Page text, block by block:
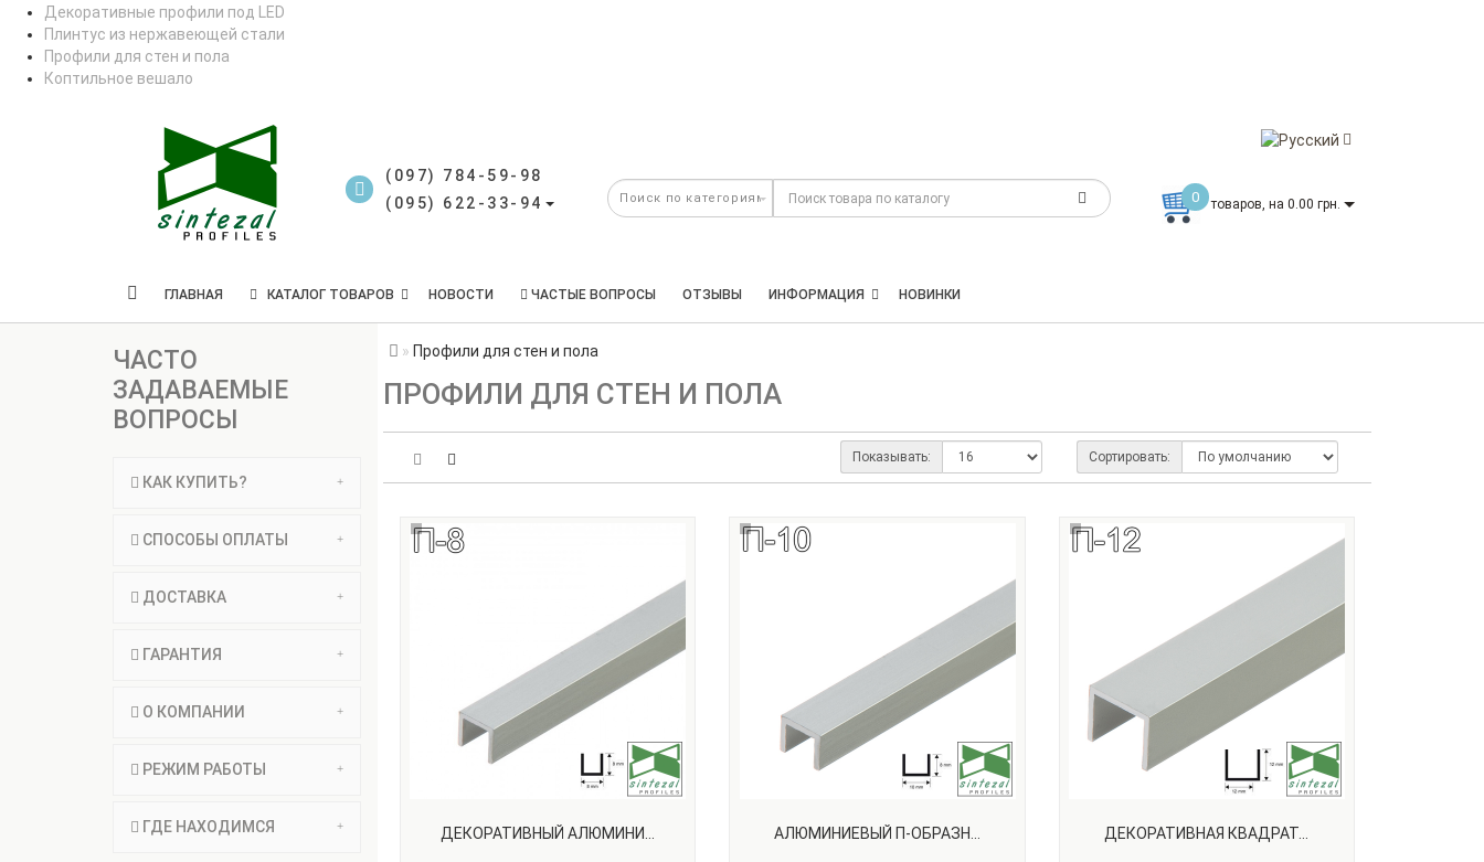
Декоративные профили под LED
Плинтус из нержавеющей стали
Профили для стен и пола
Коптильное вешало
(097) 784-59-98
(095) 622-33-94
0 товаров, на 0.00 грн.
ГЛАВНАЯ КАТАЛОГ ТОВАРОВ НОВОСТИ ЧАСТЫЕ ВОПРОСЫ ОТЗЫВЫ ИНФОРМАЦИЯ НОВИНКИ
ЧАСТО
ЗАДАВАЕМЫЕ
ВОПРОСЫ
КАК КУПИТЬ?
СПОСОБЫ ОПЛАТЫ
ДОСТАВКА
ГАРАНТИЯ
О КОМПАНИИ
РЕЖИМ РАБОТЫ
ГДЕ НАХОДИМСЯ
Профили для стен и пола
ПРОФИЛИ ДЛЯ СТЕН И ПОЛА
Сортировать:
Показывать:
ДЕКОРАТИВНЫЙ АЛЮМИНИ... АЛЮМИНИЕВЫЙ П-ОБРАЗН... ДЕКОРАТИВНАЯ КВАДРАТ...